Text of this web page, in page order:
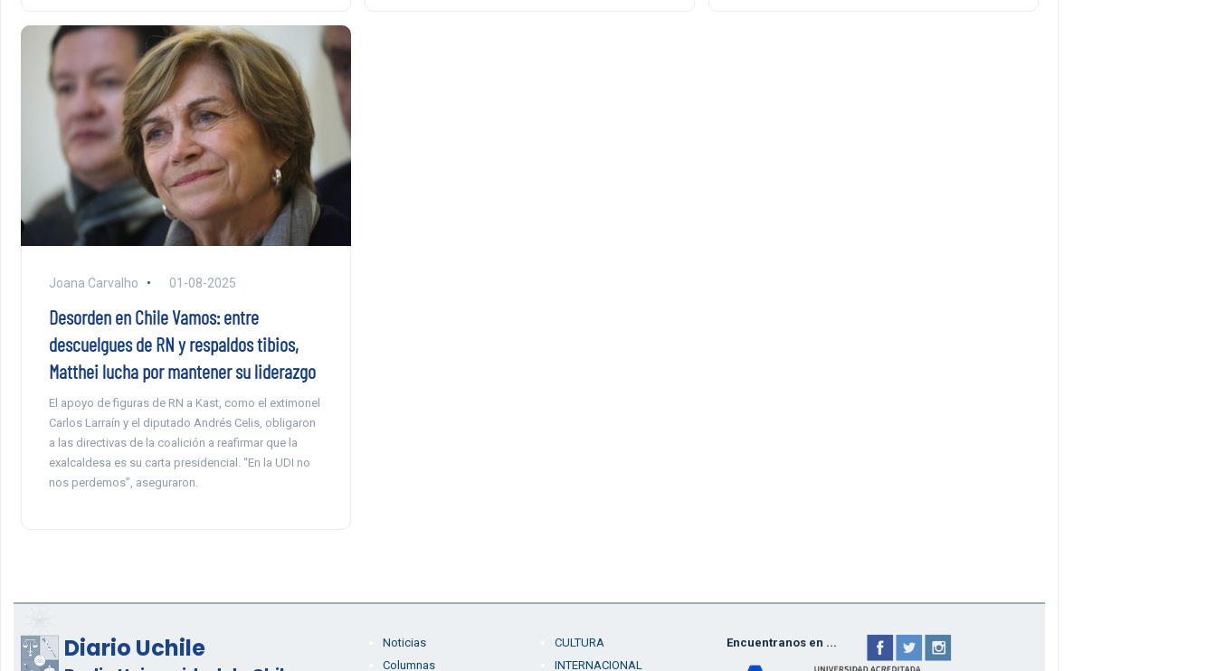
Joana Carvalho 01-08-2025
Desorden en Chile Vamos: entre
descuelgues de RN y respaldos tibios,
Matthei lucha por mantener su liderazgo
El apoyo de figuras de RN a Kast, como el extimonel
Carlos Larraín y el diputado Andrés Celis, obligaron
a las directivas de la coalición a reafirmar que la
exalcaldesa es su carta presidencial. “En la UDI no
nos perdemos”, aseguraron.
Diario Uchile
Noticias
Columnas
CULTURA
INTERNACIONAL
Encuentranos en ...